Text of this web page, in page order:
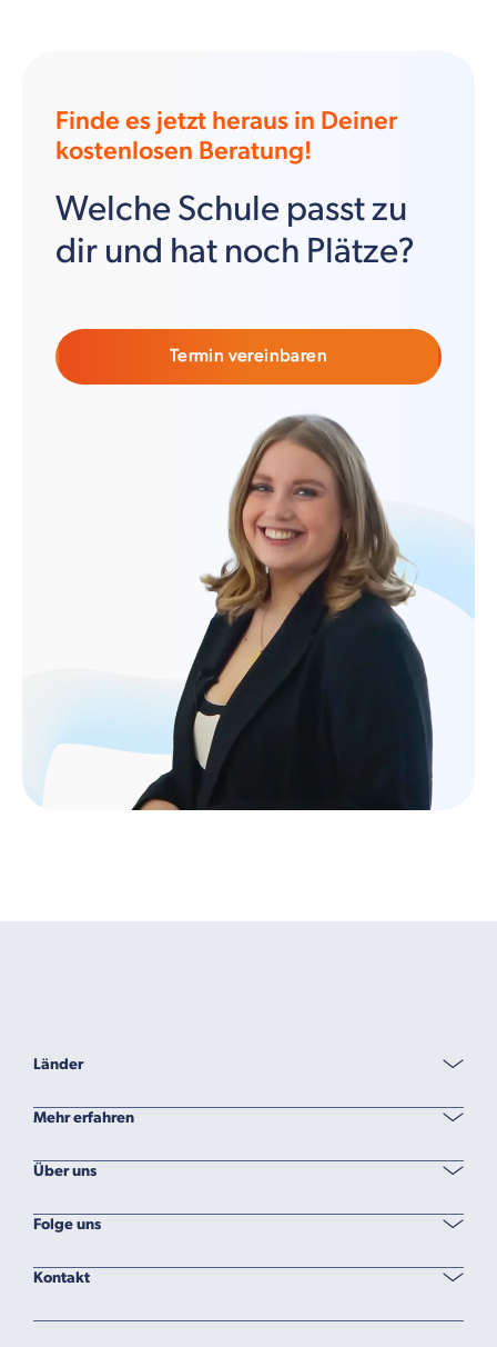
Finde es jetzt heraus in Deiner
kostenlosen Beratung!
Welche Schule passt zu
dir und hat noch Plätze?
Termin vereinbaren
Länder
Mehr erfahren
Über uns
Folge uns
Kontakt